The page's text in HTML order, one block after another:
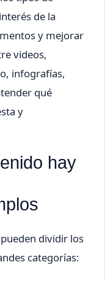
de la
y mejorar
videos,
infografías,
qué
y
hay
dividir los
categorías: